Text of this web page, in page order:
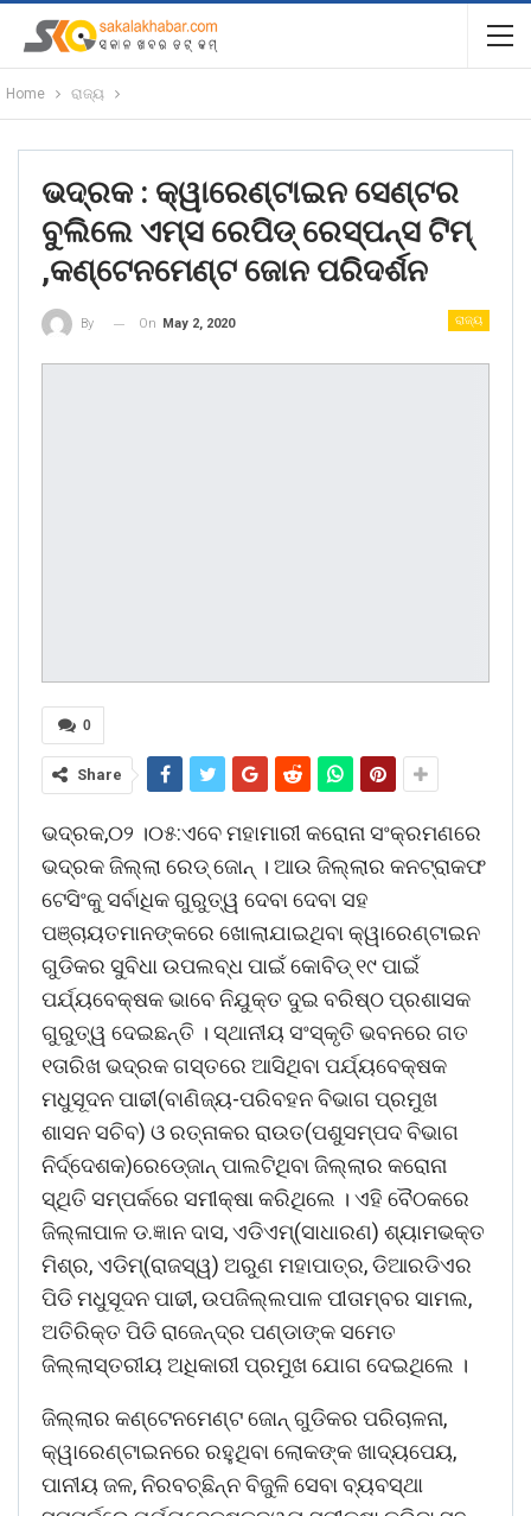
Home ରାଜ୍ୟ
ଭଦ୍ରକ : କ୍ୱାରେଣ୍ଟାଇନ ସେଣ୍ଟର
ବୁଲିଲେ ଏମ୍‍ସ ରେପିଡ୍‍ ରେସ୍‍ପନ୍‍ସ ଟିମ୍‍
,କଣ୍ଟେନମେଣ୍ଟ ଜୋନ ପରିଦର୍ଶନ
ରାଜ୍ୟ
By On May 2, 2020
0
Share
ଭଦ୍ରକ,୦୨ ।୦୫:ଏବେ ମହାମାରୀ କରୋନା ସଂକ୍ରମଣରେ
ଭଦ୍ରକ ଜିଲ୍ଲା ରେଡ୍‍ ଜୋନ୍‍ । ଆଉ ଜିଲ୍ଲାର କନଟ୍ରାକଫ
ଟେସିଂକୁ ସର୍ବାଧିକ ଗୁରୁତ୍ୱ ଦେବା ଦେବା ସହ
ପଞ୍ଚାୟତମାନଙ୍କରେ ଖୋଲାଯାଇଥିବା କ୍ୱାରେଣ୍ଟାଇନ
ଗୁଡିକର ସୁବିଧା ଉପଲବ୍ଧ ପାଇଁ କୋବିଡ୍‍ ୧୯ ପାଇଁ
ପର୍ଯ୍ୟବେକ୍ଷକ ଭାବେ ନିଯୁକ୍ତ ଦୁଇ ବରିଷ୍ଠ ପ୍ରଶାସକ
ଗୁରୁତ୍ୱ ଦେଇଛନ୍ତି । ସ୍ଥାନୀୟ ସଂସ୍କୃତି ଭବନରେ ଗତ
୧ତାରିଖ ଭଦ୍ରକ ଗସ୍ତରେ ଆସିଥିବା ପର୍ଯ୍ୟବେକ୍ଷକ
ମଧୁସୂଦନ ପାଢୀ(ବାଣିଜ୍ୟ-ପରିବହନ ବିଭାଗ ପ୍ରମୁଖ
ଶାସନ ସଚିବ) ଓ ରତ୍ନାକର ରାଉତ(ପଶୁସମ୍ପଦ ବିଭାଗ
ନିର୍ଦ୍ଦେଶକ)ରେଡ୍‍ଜୋନ୍‍ ପାଲଟିଥିବା ଜିଲ୍ଲାର କରୋନା
ସ୍ଥିତି ସମ୍ପର୍କରେ ସମୀକ୍ଷା କରିଥିଲେ । ଏହି ବୈଠକରେ
ଜିଲ୍ଳାପାଳ ଡ.ଜ୍ଞାନ ଦାସ, ଏଡିଏମ୍‍(ସାଧାରଣ) ଶ୍ୟାମଭକ୍ତ
ମିଶ୍ର, ଏଡିମ୍‍(ରାଜସ୍ୱ) ଅରୁଣ ମହାପାତ୍ର, ଡିଆରଡିଏର
ପିଡି ମଧୁସୂଦନ ପାଢୀ, ଉପଜିଲ୍ଲପାଳ ପୀତାମ୍ବର ସାମଲ,
ଅତିରିକ୍ତ ପିଡି ରାଜେନ୍ଦ୍ର ପଣ୍ଡାଙ୍କ ସମେତ
ଜିଲ୍ଲାସ୍ତରୀୟ ଅଧିକାରୀ ପ୍ରମୁଖ ଯୋଗ ଦେଇଥିଲେ ।
ଜିଲ୍ଲାର କଣ୍ଟେନମେଣ୍ଟ ଜୋନ୍‍ ଗୁଡିକର ପରିଚାଳନା,
କ୍ୱାରେଣ୍ଟାଇନରେ ରହୁଥିବା ଲୋକଙ୍କ ଖାଦ୍ୟପେୟ,
ପାନୀୟ ଜଳ, ନିରବଚ୍ଛିନ୍ନ ବିଜୁଳି ସେବା ବ୍ୟବସ୍ଥା